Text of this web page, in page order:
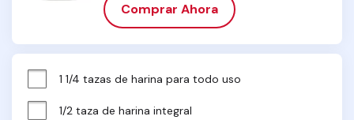
Comprar Ahora
1 1/4 tazas de harina para todo uso
1/2 taza de harina integral